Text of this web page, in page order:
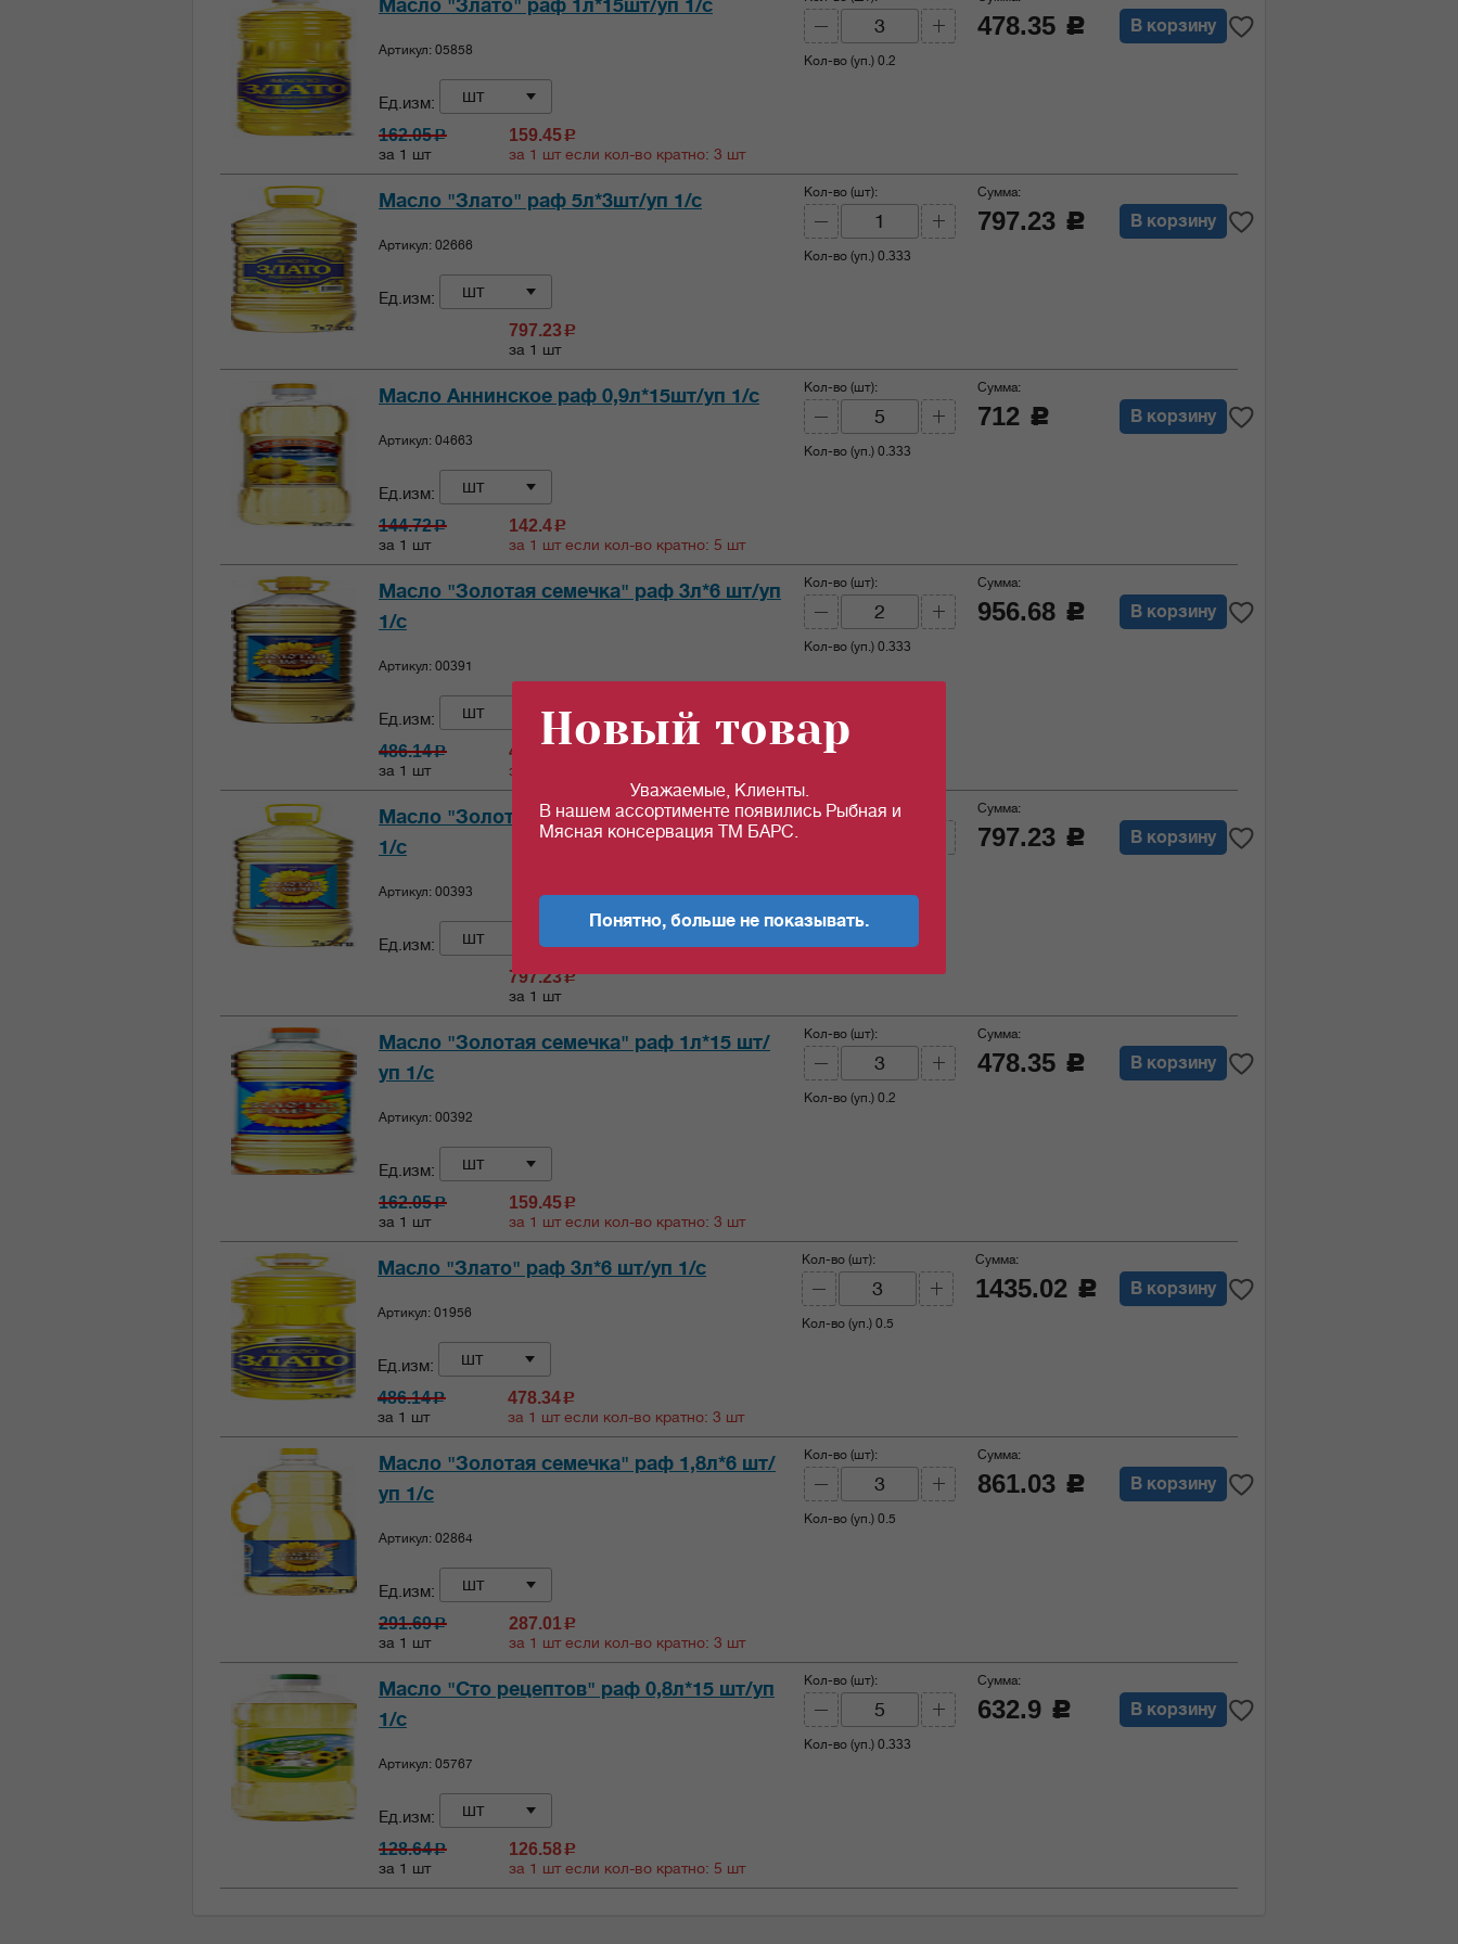
Масло "Злато" раф 1л*15шт/уп 1/с
Артикул: 05858
Ед.изм: шт
162.05c
за 1 шт
159.45c
за 1 шт если кол-во кратно: 3 шт
Кол-во (уп.) 0.2
478.35 c В корзину
Масло "Злато" раф 5л*3шт/уп 1/с
Артикул: 02666
Ед.изм: шт
797.23 c
за 1 шт
Кол-во (шт):
Кол-во (уп.) 0.333
Сумма:
797.23 c В корзину
Масло Аннинское раф 0,9л*15шт/уп 1/с
Артикул: 04663
Ед.изм: шт
144.72c
за 1 шт
142.4c
за 1 шт если кол-во кратно: 5 шт
Кол-во (шт):
Кол-во (уп.) 0.333
Сумма:
712 c В корзину
Масло "Золотая семечка" раф 3л*6 шт/уп
1/с
Артикул: 00391
Ед.изм: шт
486.14c
за 1 шт
478.34
за 1 шт если кол-во кратно: 2 шт
Кол-во (шт):
Кол-во (уп.) 0.333
Сумма:
956.68 c В корзину
Масло "Золотая семечка" раф 5л*4 шт/уп
1/с
Артикул: 00393
Ед.изм: шт
797.23c
за 1 шт
Кол-во (шт): Сумма:
797.23 c В корзину
Масло "Золотая семечка" раф 1л*15 шт/
уп 1/с
Артикул: 00392
Ед.изм: шт
162.05c
за 1 шт
159.45c
за 1 шт если кол-во кратно: 3 шт
Кол-во (шт):
Кол-во (уп.) 0.2
Сумма:
478.35 c В корзину
Масло "Злато" раф 3л*6 шт/уп 1/с
Артикул: 01956
Ед.изм: шт
486.14c
за 1 шт
478.34c
за 1 шт если кол-во кратно: 3 шт
Кол-во (шт):
Кол-во (уп.) 0.5
Сумма:
1435.02 c В корзину
Масло "Золотая семечка" раф 1,8л*6 шт/
уп 1/с
Артикул: 02864
Ед.изм: шт
291.69c
за 1 шт
287.01c
за 1 шт если кол-во кратно: 3 шт
Кол-во (шт):
Кол-во (уп.) 0.5
Сумма:
861.03 c В корзину
Масло "Сто рецептов" раф 0,8л*15 шт/уп
1/с
Артикул: 05767
Ед.изм: шт
128.64c
за 1 шт
126.58c
за 1 шт если кол-во кратно: 5 шт
Кол-во (шт):
Кол-во (уп.) 0.333
Сумма:
632.9 c В корзину
Новый товар
Уважаемые, Клиенты.
В нашем ассортименте появились Рыбная и
Мясная консервация ТМ БАРС.
Понятно, больше не показывать.